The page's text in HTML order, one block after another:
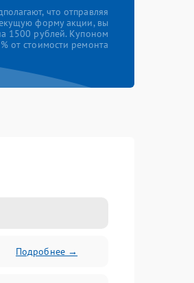
что отправляя
форму акции, вы
1500 рублей. Купоном
от стоимости ремонта
Подробнее →